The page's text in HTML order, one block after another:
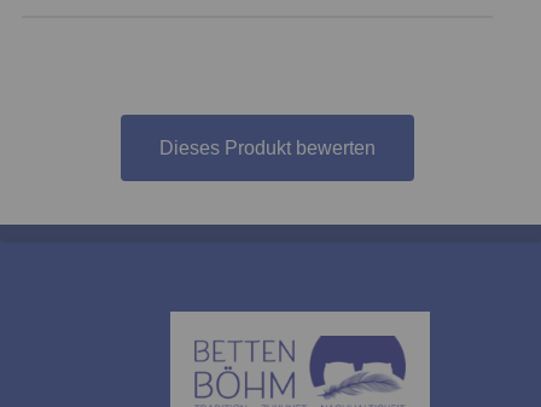
Dieses Produkt bewerten